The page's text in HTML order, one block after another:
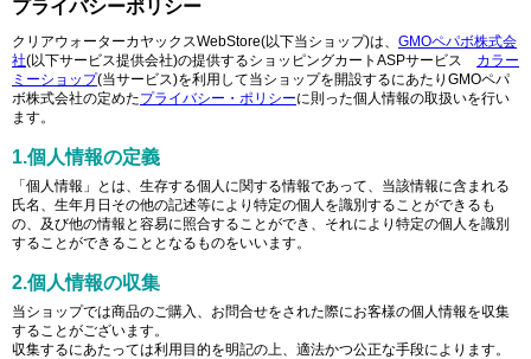
プライバシーポリシー
クリアウォーターカヤックスWebStore(以下当ショップ)は、 GMOペパボ株式会
社(以下サービス提供会社)の提供するショッピングカートASPサービス カラー
ミーショップ(当サービス)を利用して当ショップを開設するにあたりGMOペパ
ボ株式会社の定めたプライバシー・ポリシーに則った個人情報の取扱いを行い
ます。
1.個人情報の定義
「個人情報」とは、生存する個人に関する情報であって、当該情報に含まれる
氏名、生年月日その他の記述等により特定の個人を識別することができるも
の、及び他の情報と容易に照合することができ、それにより特定の個人を識別
することができることとなるものをいいます。
2.個人情報の収集
当ショップでは商品のご購入、お問合せをされた際にお客様の個人情報を収集
することがございます。
収集するにあたっては利用目的を明記の上、適法かつ公正な手段によります。